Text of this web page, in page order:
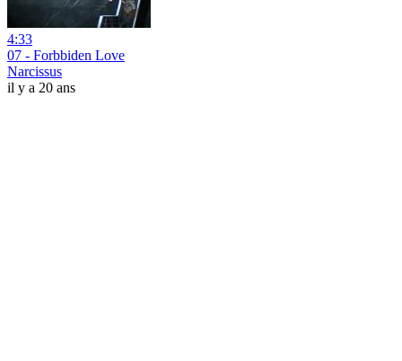
4:33
07 - Forbbiden Love
Narcissus
il y a 20 ans